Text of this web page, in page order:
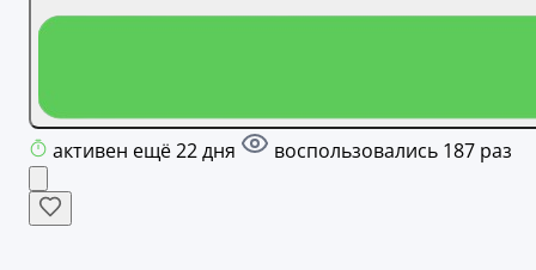
активен ещё 22 дня воспользовались 187 раз